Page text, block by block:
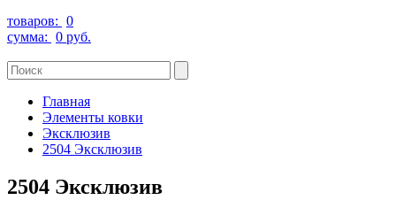
товаров: 0
сумма: 0 руб.
Главная
Элементы ковки
Эксклюзив
2504 Эксклюзив
2504 Эксклюзив